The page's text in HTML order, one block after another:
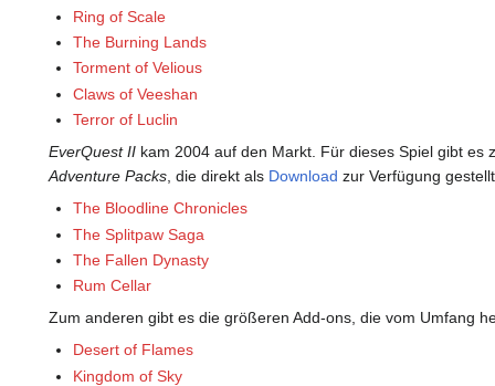
Ring of Scale
The Burning Lands
Torment of Velious
Claws of Veeshan
Terror of Luclin
EverQuest II kam 2004 auf den Markt. Für dieses Spiel gibt es
Adventure Packs, die direkt als Download zur Verfügung
The Bloodline Chronicles
The Splitpaw Saga
The Fallen Dynasty
Rum Cellar
Zum anderen gibt es die größeren Add-ons, die vom Umfang
Desert of Flames
Kingdom of Sky